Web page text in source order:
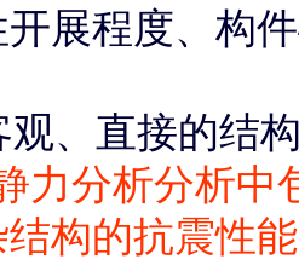
展程度、构
观、直接的结
力分析分析
构的抗震性